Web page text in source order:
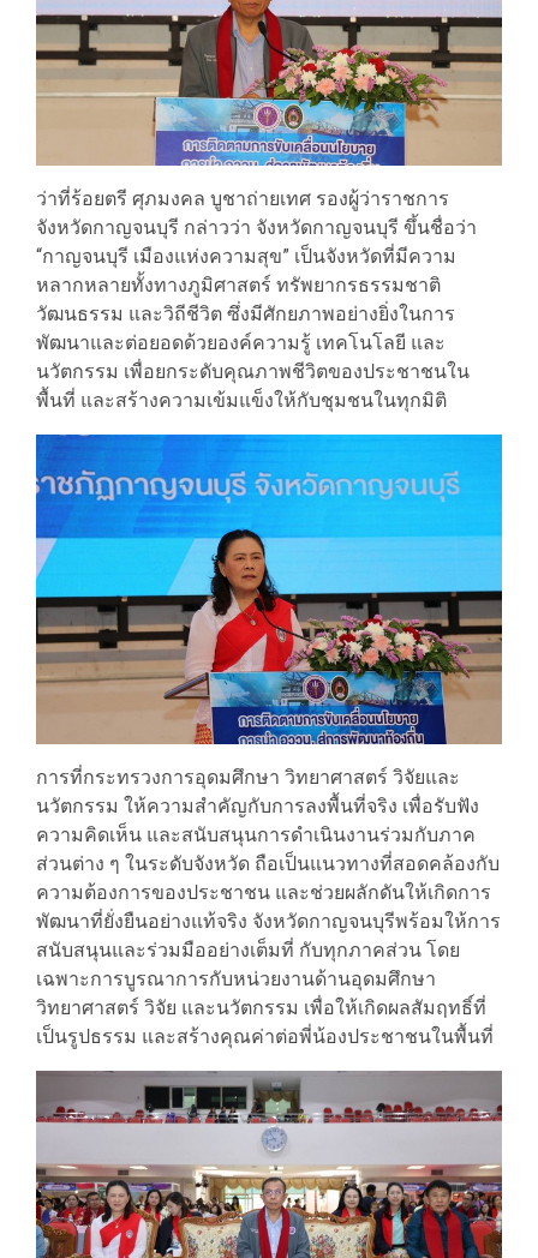
ว่าที่ร้อยตรี ศุภมงคล บูชาถ่ายเทศ รองผู้ว่าราชการ
จังหวัดกาญจนบุรี กล่าวว่า จังหวัดกาญจนบุรี ขึ้นชื่อว่า
“กาญจนบุรี เมืองแห่งความสุข” เป็นจังหวัดที่มีความ
หลากหลายทั้งทางภูมิศาสตร์ ทรัพยากรธรรมชาติ
วัฒนธรรม และวิถีชีวิต ซึ่งมีศักยภาพอย่างยิ่งในการ
พัฒนาและต่อยอดด้วยองค์ความรู้ เทคโนโลยี และ
นวัตกรรม เพื่อยกระดับคุณภาพชีวิตของประชาชนใน
พื้นที่ และสร้างความเข้มแข็งให้กับชุมชนในทุกมิติ
การที่กระทรวงการอุดมศึกษา วิทยาศาสตร์ วิจัยและ
นวัตกรรม ให้ความสำคัญกับการลงพื้นที่จริง เพื่อรับฟัง
ความคิดเห็น และสนับสนุนการดำเนินงานร่วมกับภาค
ส่วนต่าง ๆ ในระดับจังหวัด ถือเป็นแนวทางที่สอดคล้องกับ
ความต้องการของประชาชน และช่วยผลักดันให้เกิดการ
พัฒนาที่ยั่งยืนอย่างแท้จริง จังหวัดกาญจนบุรีพร้อมให้การ
สนับสนุนและร่วมมืออย่างเต็มที่ กับทุกภาคส่วน โดย
เฉพาะการบูรณาการกับหน่วยงานด้านอุดมศึกษา
วิทยาศาสตร์ วิจัย และนวัตกรรม เพื่อให้เกิดผลสัมฤทธิ์ที่
เป็นรูปธรรม และสร้างคุณค่าต่อพี่น้องประชาชนในพื้นที่